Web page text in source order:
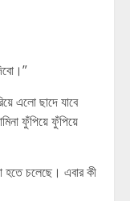
এলো ছাদে যাবে
ফুঁপিয়ে ফুঁপিয়ে
হতে চলেছে। এবার কী